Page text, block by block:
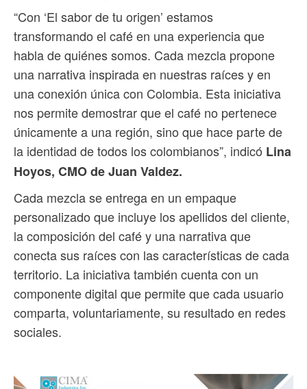
“Con ‘El sabor de tu origen’ estamos
transformando el café en una experiencia que
habla de quiénes somos. Cada mezcla propone
una narrativa inspirada en nuestras raíces y en
una conexión única con Colombia. Esta iniciativa
nos permite demostrar que el café no pertenece
únicamente a una región, sino que hace parte de
la identidad de todos los colombianos”, indicó Lina
Hoyos, CMO de Juan Valdez.
Cada mezcla se entrega en un empaque
personalizado que incluye los apellidos del cliente,
la composición del café y una narrativa que
conecta sus raíces con las características de cada
territorio. La iniciativa también cuenta con un
componente digital que permite que cada usuario
comparta, voluntariamente, su resultado en redes
sociales.